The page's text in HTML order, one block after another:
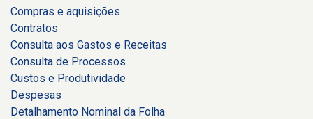
Compras e aquisições
Contratos
Consulta aos Gastos e Receitas
Consulta de Processos
Custos e Produtividade
Despesas
Detalhamento Nominal da Folha